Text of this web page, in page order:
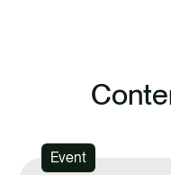
Event